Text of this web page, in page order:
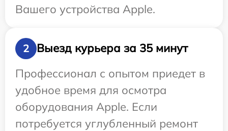
Вашего устройства Apple.
2
Выезд курьера за 35 минут
Профессионал с опытом приедет в
удобное время для осмотра
оборудования Apple. Если
потребуется углубленный ремонт